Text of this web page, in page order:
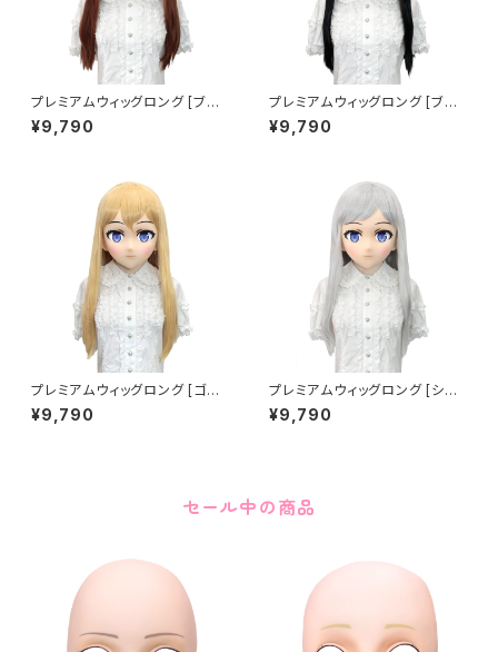
プレミアムウィッグロング [ブラ
ウン] Premium Wig Long Br
own
¥9,790
プレミアムウィッグロング [ブラ
ック] Premium Wig Long Bl
ack
¥9,790
プレミアムウィッグロング [ゴー
ルド] Premium Wig Long Go
ld
¥9,790
プレミアムウィッグロング [シル
バー] Premium Wig Long Sil
ver
¥9,790
セール中の商品